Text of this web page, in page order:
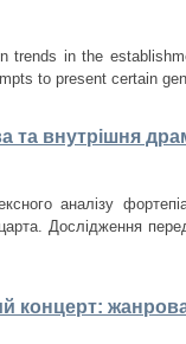
in the
to present certain
та внутрішня
аналізу
Дослідження
концерт: